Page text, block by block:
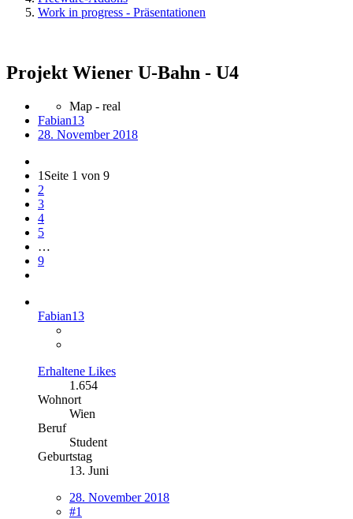
Work in progress - Präsentationen
Projekt Wiener U-Bahn - U4
Map - real
Fabian13
28. November 2018
1 Seite 1 von 9
2
3
4
5
…
9
Fabian13
Erhaltene Likes
1.654
Wohnort
Wien
Beruf
Student
Geburtstag
13. Juni
28. November 2018
#1